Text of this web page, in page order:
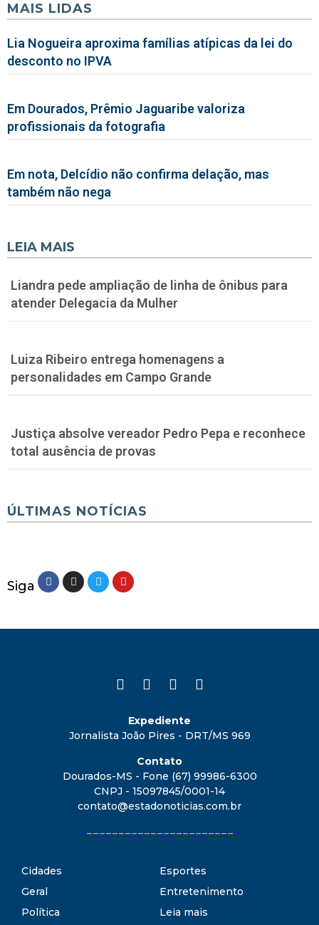
MAIS LIDAS
Lia Nogueira aproxima famílias atípicas da lei do
desconto no IPVA
Em Dourados, Prêmio Jaguaribe valoriza
profissionais da fotografia
Em nota, Delcídio não confirma delação, mas
também não nega
LEIA MAIS
Liandra pede ampliação de linha de ônibus para
atender Delegacia da Mulher
Luiza Ribeiro entrega homenagens a
personalidades em Campo Grande
Justiça absolve vereador Pedro Pepa e reconhece
total ausência de provas
ÚLTIMAS NOTÍCIAS
Siga
Expediente
Jornalista João Pires - DRT/MS 969
Contato
Dourados-MS - Fone (67) 99986-6300
CNPJ - 15097845/0001-14
contato@estadonoticias.com.br
Cidades
Geral
Política
Esportes
Entretenimento
Leia mais